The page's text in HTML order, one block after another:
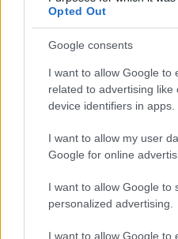
Opted Out
Google consents
I want to allow Google to
related to advertising like
device identifiers in apps.
I want to allow my user
Google for online
I want to allow Google to
personalized advertising.
I want to allow Google to